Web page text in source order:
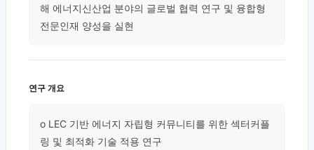
해 에너지신산업 분야의 글로벌 협력 연구 및 융합형
전문인재 양성을 실현
연구 개요
o LEC 기반 에너지 자립형 커뮤니티를 위한 섹터커플
링 및 최적화 기술 적용 연구